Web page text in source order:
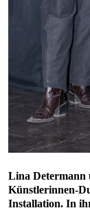
Lina Determann
Künstlerinnen-
Installation. In